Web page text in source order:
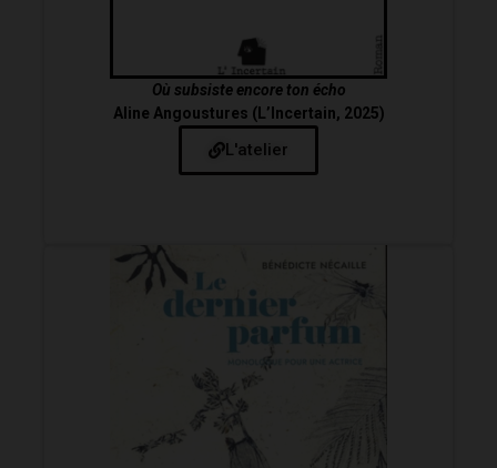
Où subsiste encore ton écho
Aline Angoustures (L’Incertain, 2025)
L'atelier